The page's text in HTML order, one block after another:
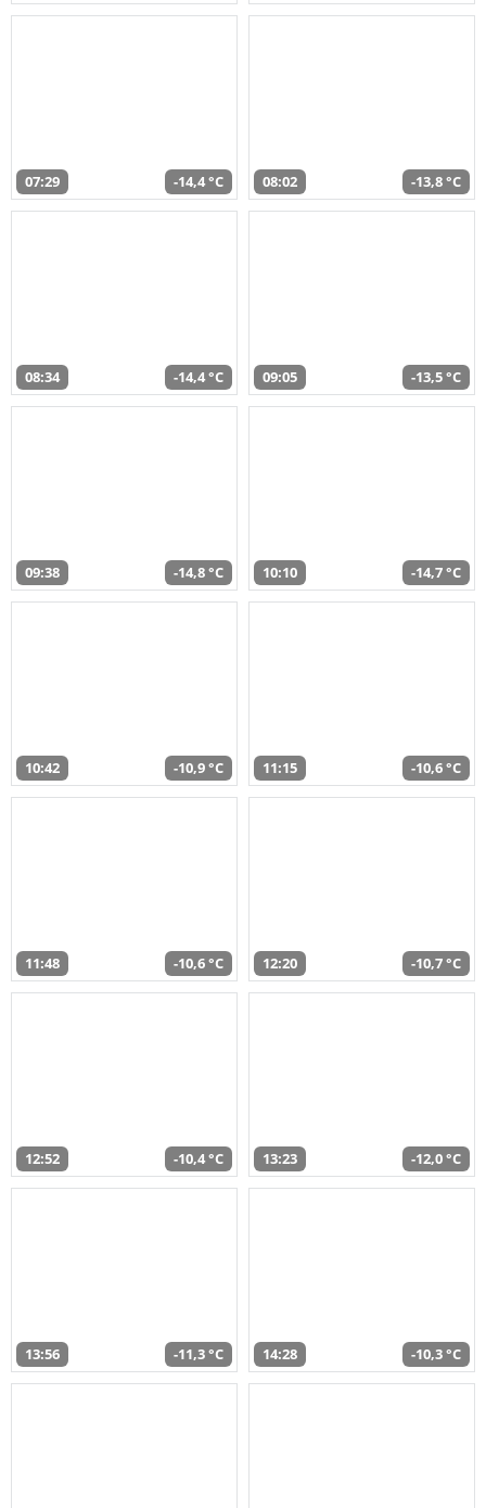
07:29 -14,4 °C 08:02 -13,8 °C
08:34 -14,4 °C 09:05 -13,5 °C
09:38 -14,8 °C 10:10 -14,7 °C
10:42 -10,9 °C 11:15 -10,6 °C
11:48 -10,6 °C 12:20 -10,7 °C
12:52 -10,4 °C 13:23 -12,0 °C
13:56 -11,3 °C 14:28 -10,3 °C